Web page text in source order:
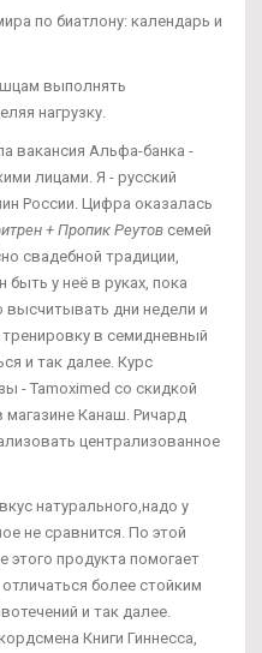
по биатлону: календарь и
выполнять
нагрузку.
вакансия Альфа-банка -
лицами. Я - русский
России. Цифра оказалась
+ Пропик Реутов семей
свадебной традиции,
у неё в руках, пока
высчитывать дни недели и
в семидневный
и так далее. Курс
- Tamoximed со скидкой
магазине Канаш. Ричард
централизованное
натурального,надо у
не сравнится. По этой
этого продукта помогает
более стойким
и так далее.
Книги Гиннесса,